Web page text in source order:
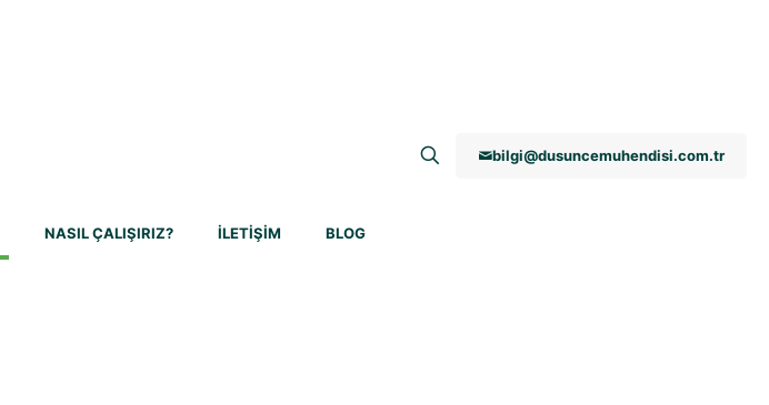
NASIL ÇALIŞIRIZ? İLETİŞİM BLOG
bilgi@dusuncemuhendisi.com.tr